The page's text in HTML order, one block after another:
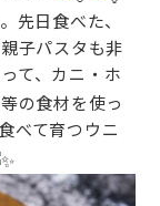
先日食べた、
子パスタも非
て、カニ・ホ
の食材を使っ
べて育つウニ